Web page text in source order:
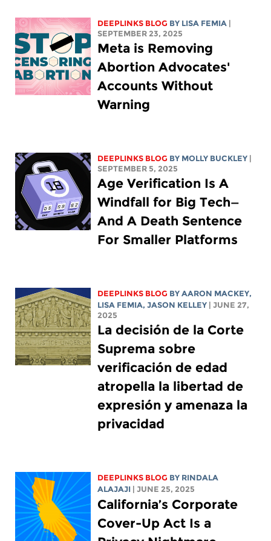
DEEPLINKS BLOG BY LISA FEMIA
SEPTEMBER 23, 2025
Meta is Removing
Abortion Advocates'
Accounts Without
Warning
DEEPLINKS BLOG BY MOLLY BUCKLEY
SEPTEMBER 5, 2025
Age Verification Is A
Windfall for Big Tech—
And A Death Sentence
For Smaller Platforms
DEEPLINKS BLOG BYAARON MACKEY,
LISA FEMIA,JASON KELLEY
| JUNE 27,
2025
La decisión de la Corte
Suprema sobre
verificación de edad
atropella la libertad de
expresión y amenaza la
privacidad
DEEPLINKS BLOG BY RINDALA
ALAJAJI
| JUNE 25, 2025
California’s Corporate
Cover-Up Act Is a